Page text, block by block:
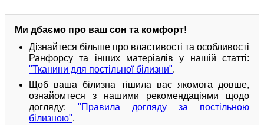
Ми дбаємо про ваш сон та комфорт!
Дізнайтеся більше про властивості та особливості
Ранфорсу та інших матеріалів у нашій статті:
"Тканини для постільної білизни".
Щоб ваша білизна тішила вас якомога довше,
ознайомтеся з нашими рекомендаціями щодо
догляду: "Правила догляду за постільною
білизною".